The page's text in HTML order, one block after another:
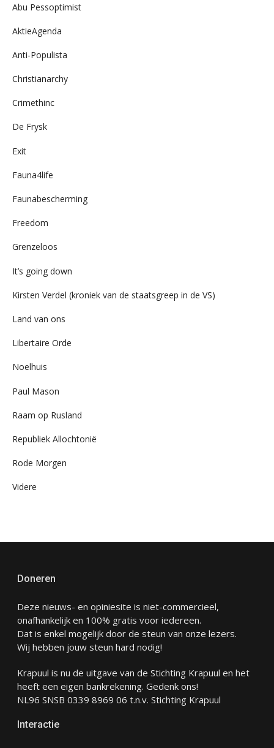
Abu Pessoptimist
AktieAgenda
Anti-Populista
Christianarchy
Crimethinc
De Frysk
Exit
Fauna4life
Faunabescherming
Freedom
Grenzeloos
It’s going down
Kirsten Verdel (kroniek van de staatsgreep in de VS)
Land van ons
Libertaire Orde
Noelhuis
Paul Mason
Raam op Rusland
Republiek Allochtonië
Rode Morgen
Videre
Doneren
Deze nieuws- en opiniesite is niet-commercieel,
onafhankelijk en 100% gratis voor iedereen.
Dat is enkel mogelijk door de steun van onze lezers.
Wij hebben jouw steun hard nodig!
Krapuul is nu de uitgave van de Stichting Krapuul en het
heeft een eigen bankrekening. Gedenk ons!
NL96 SNSB 0339 8969 06 t.n.v. Stichting Krapuul
Interactie